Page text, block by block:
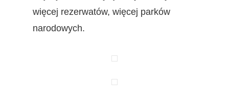
więcej rezerwatów, więcej parków
narodowych.